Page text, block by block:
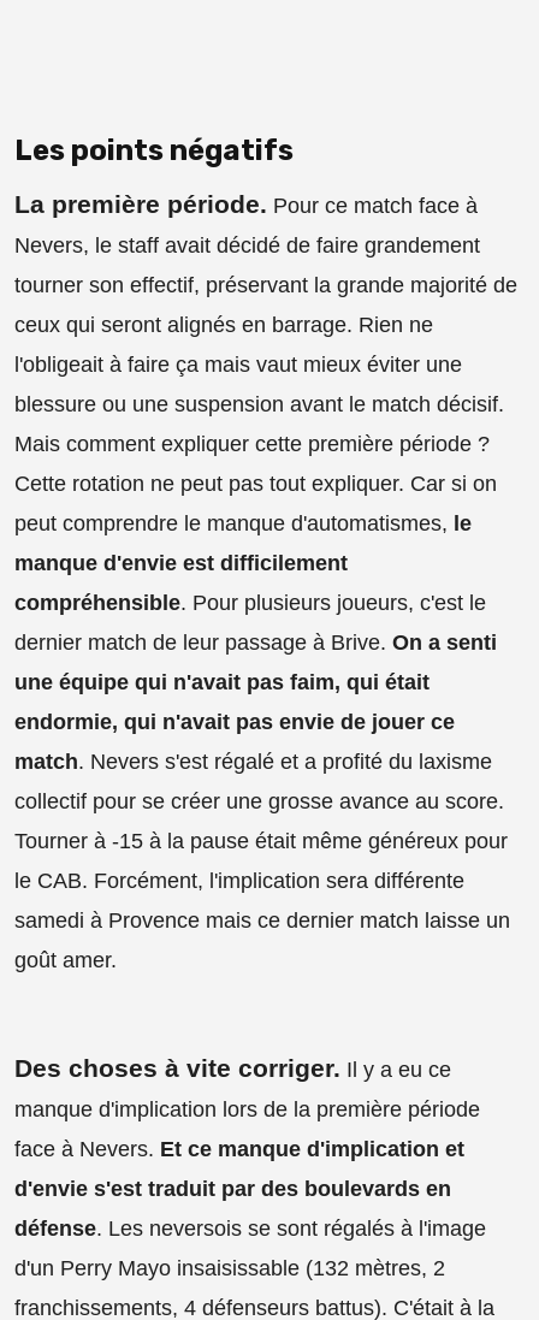
Les points négatifs
La première période. Pour ce match face à
Nevers, le staff avait décidé de faire grandement
tourner son effectif, préservant la grande majorité de
ceux qui seront alignés en barrage. Rien ne
l'obligeait à faire ça mais vaut mieux éviter une
blessure ou une suspension avant le match décisif.
Mais comment expliquer cette première période ?
Cette rotation ne peut pas tout expliquer. Car si on
peut comprendre le manque d'automatismes, le
manque d'envie est difficilement
compréhensible. Pour plusieurs joueurs, c'est le
dernier match de leur passage à Brive. On a senti
une équipe qui n'avait pas faim, qui était
endormie, qui n'avait pas envie de jouer ce
match. Nevers s'est régalé et a profité du laxisme
collectif pour se créer une grosse avance au score.
Tourner à -15 à la pause était même généreux pour
le CAB. Forcément, l'implication sera différente
samedi à Provence mais ce dernier match laisse un
goût amer.
Des choses à vite corriger. Il y a eu ce
manque d'implication lors de la première période
face à Nevers. Et ce manque d'implication et
d'envie s'est traduit par des boulevards en
défense. Les neversois se sont régalés à l'image
d'un Perry Mayo insaisissable (132 mètres, 2
franchissements, 4 défenseurs battus). C'était à la